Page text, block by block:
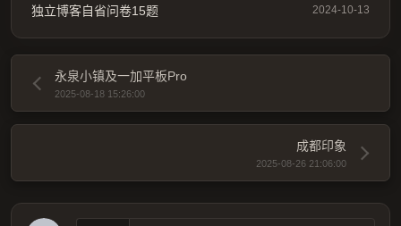
独立博客自省问卷15题 2024-10-13
永泉小镇及一加平板Pro
2025-08-18 15:26:00
成都印象
2025-08-26 21:06:00